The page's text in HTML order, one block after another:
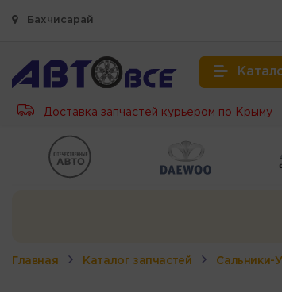
Бахчисарай
Доставка запчастей курьером по Крыму
Главная Каталог запчастей Сальники-